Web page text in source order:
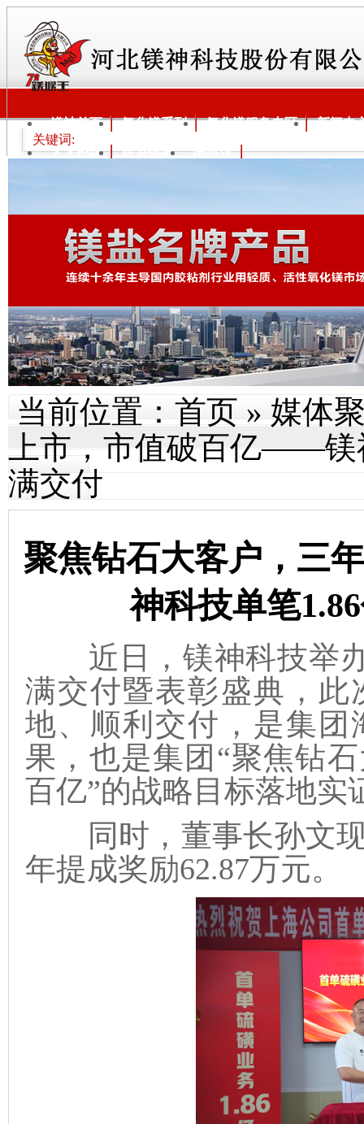
镁神首页 氧化镁系列 氧化镁服务专区 新闻中
人才招聘 联系镁神 国际版
关键词:
当前位置： 首页 » 媒体
上市，市值破百亿——镁
满交付
聚焦钻石大客户，三
神科技单笔
近日，镁神科技举办
满交付暨表彰盛典，
地、顺利交付，是集
果，也是集团“聚焦钻
百亿”的战略目标落地实
同时，董事长孙文现
年提成奖励62.87万元。